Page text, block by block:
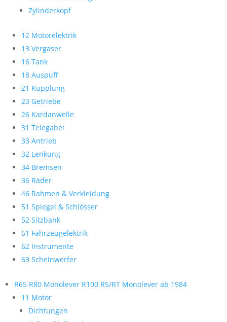
Zylinderkopf
12 Motorelektrik
13 Vergaser
16 Tank
18 Auspuff
21 Kupplung
23 Getriebe
26 Kardanwelle
31 Telegabel
33 Antrieb
32 Lenkung
34 Bremsen
36 Räder
46 Rahmen & Verkleidung
51 Spiegel & Schlösser
52 Sitzbank
61 Fahrzeugelektrik
62 Instrumente
63 Scheinwerfer
R65 R80 Monolever R100 RS/RT Monolever ab 1984
11 Motor
Dichtungen